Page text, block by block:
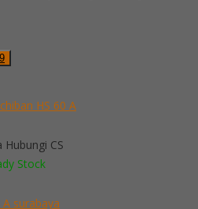
HS 60 A
Hubungi CS
Stock